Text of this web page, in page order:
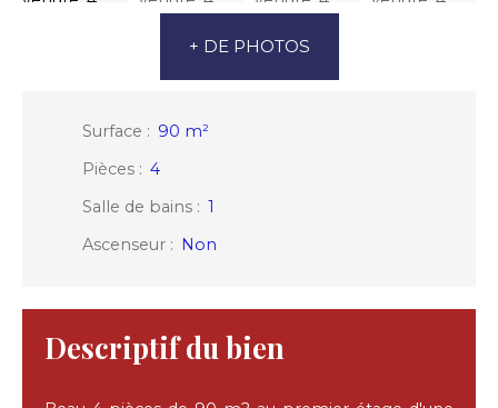
+ DE PHOTOS
Surface : 90 m²
Pièces : 4
Salle de bains : 1
Ascenseur : Non
Descriptif du bien